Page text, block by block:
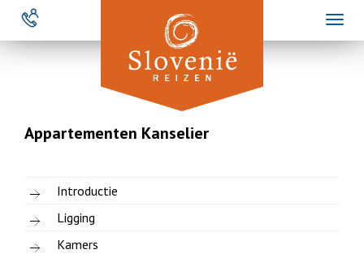
Overslaan
naar
Appartementen Kanselier
Introductie
Ligging
Kamers